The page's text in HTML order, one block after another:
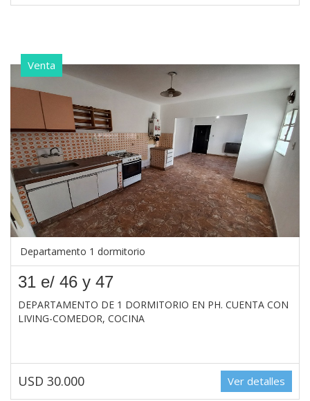
Venta
Departamento 1 dormitorio
31 e/ 46 y 47
DEPARTAMENTO DE 1 DORMITORIO EN PH. CUENTA CON
LIVING-COMEDOR, COCINA
USD 30.000 Ver detalles